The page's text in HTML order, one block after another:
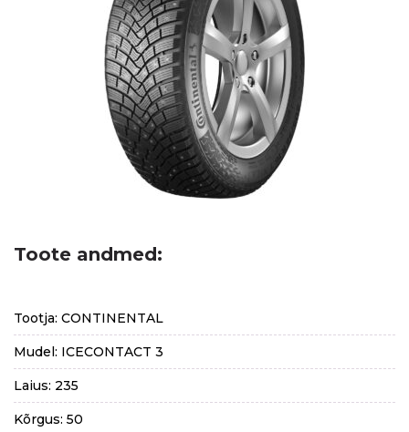
Toote andmed:
Tootja: CONTINENTAL
Mudel: ICECONTACT 3
Laius: 235
Kõrgus: 50